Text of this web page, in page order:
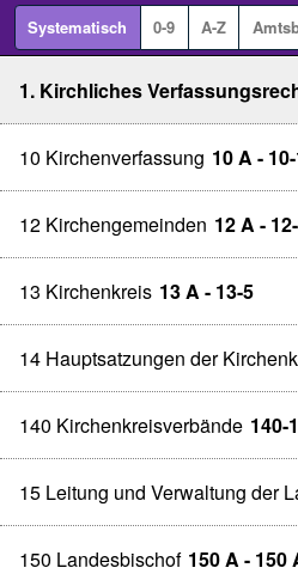
Systematisch 0-9 A-Z
1. Kirchliches
10 Kirchenverfassung 10 A -
12 Kirchengemeinden 12 A -
13 Kirchenkreis 13 A - 13-5
14 Hauptsatzungen der
140 Kirchenkreisverbände 140-
15 Leitung und Verwaltung der
150 Landesbischof 150 A - 150